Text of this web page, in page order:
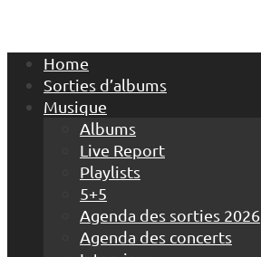
Home
Sorties d’albums
Musique
Albums
Live Report
Playlists
5+5
Agenda des sorties 2026
Agenda des concerts